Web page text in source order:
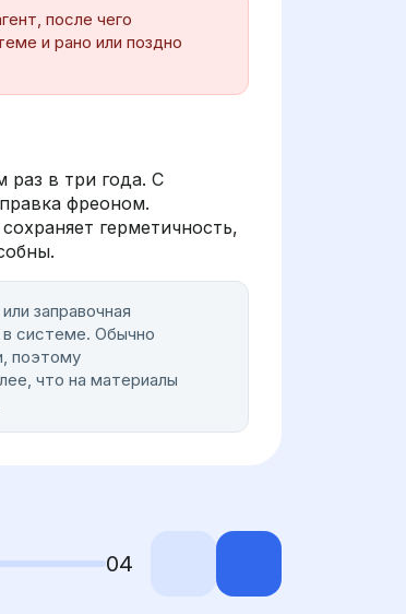
после чего
и рано или поздно
раз в три года. С
фреоном.
герметичность,
заправочная
в системе. Обычно
поэтому
что на материалы
04